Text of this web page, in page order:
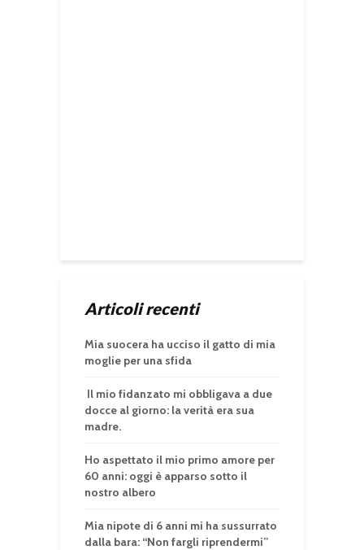
Articoli recenti
Mia suocera ha ucciso il gatto di mia
moglie per una sfida
Il mio fidanzato mi obbligava a due
docce al giorno: la verità era sua
madre.
Ho aspettato il mio primo amore per
60 anni: oggi è apparso sotto il
nostro albero
Mia nipote di 6 anni mi ha sussurrato
dalla bara: “Non fargli riprendermi”